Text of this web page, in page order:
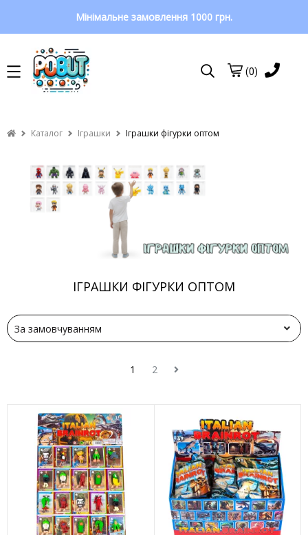
Мінімальне замовлення 1000 грн.
(0)
Каталог Іграшки Іграшки фігурки оптом
ІГРАШКИ ФІГУРКИ ОПТОМ
1 2